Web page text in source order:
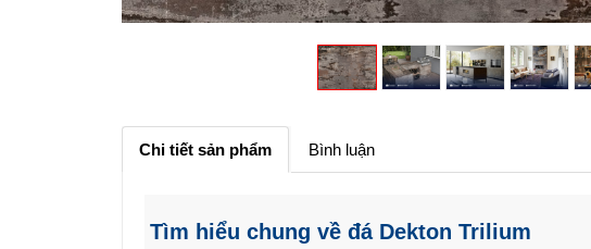
Chi tiết sản phẩm Bình luận
Tìm hiểu chung về đá Dekton Trilium